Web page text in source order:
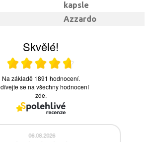
kapsle
Azzardo